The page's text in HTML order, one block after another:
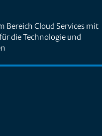
Bereich Cloud Services mit
die Technologie und